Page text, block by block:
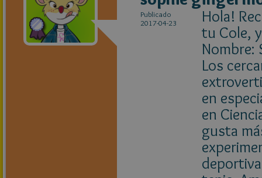
Publicado
2017-04-23
Hola!
tu Cole,
Nombre:
Los
en
en
gusta